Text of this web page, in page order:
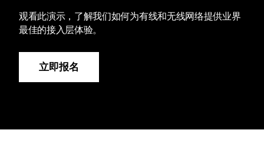
观看此演示，了解我们如何为有线和无线网络提供业界
最佳的接入层体验。
立即报名